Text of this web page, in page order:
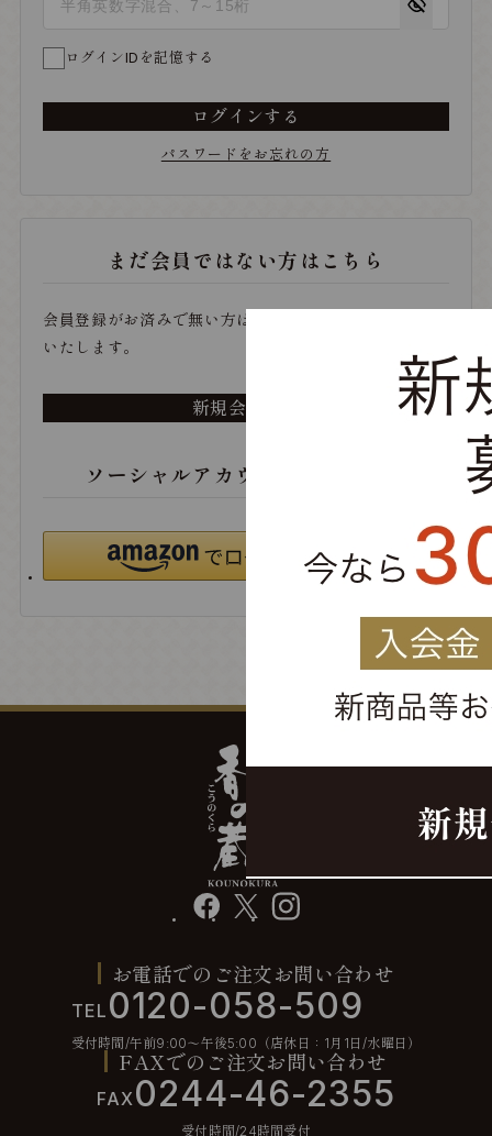
ログインIDを記憶する
ログインする
パスワードをお忘れの方
まだ会員ではない方はこちら
会員登録がお済みで無い方は、こちらから登録をお願い
いたします。
新規会員登録
ソーシャルアカウントでログイン
facebook instagram
お電話でのご注文お問い合わせ
TEL 0120-058-509
受付時間/午前9:00〜午後5:00（店休日：1月1日/水曜日）
FAXでのご注文お問い合わせ
FAX0244-46-2355
受付時間/24時間受付